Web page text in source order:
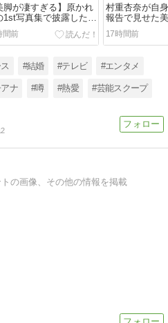
脚が凄すぎる】原かれ
1st写真集で披露した美
ィ最新姿に絶賛の声
間前
村重杏奈が自
報告で見せた
の最新姿に絶
らない
17時間前
#結婚 #テレビ #エンタメ
ナ #噂 #熱愛 #芸能スクープ
の画像、その他の情報を掲載